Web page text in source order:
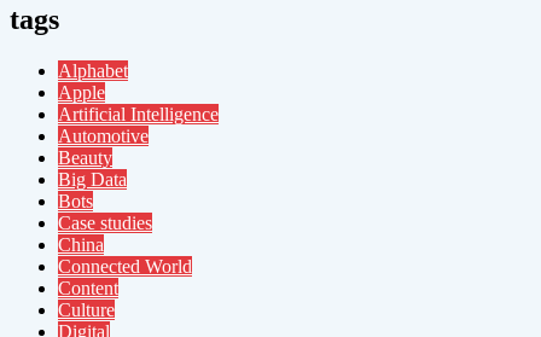
tags
Alphabet
Apple
Artificial Intelligence
Automotive
Beauty
Big Data
Bots
Case studies
China
Connected World
Content
Culture
Digital